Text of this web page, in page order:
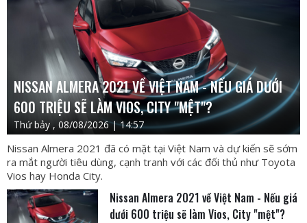
NISSAN ALMERA 2021 VỀ VIỆT NAM - NẾU GIÁ DƯỚI
600 TRIỆU SẼ LÀM VIOS, CITY "MỆT"?
Thứ bảy , 08/08/2026 | 14:57
Nissan Almera 2021 đã có mặt tại Việt Nam và dự kiến sẽ sớm
ra mắt người tiêu dùng, cạnh tranh với các đối thủ như Toyota
Vios hay Honda City.
Nissan Almera 2021 về Việt Nam - Nếu giá
dưới 600 triệu sẽ làm Vios, City "mệt"?